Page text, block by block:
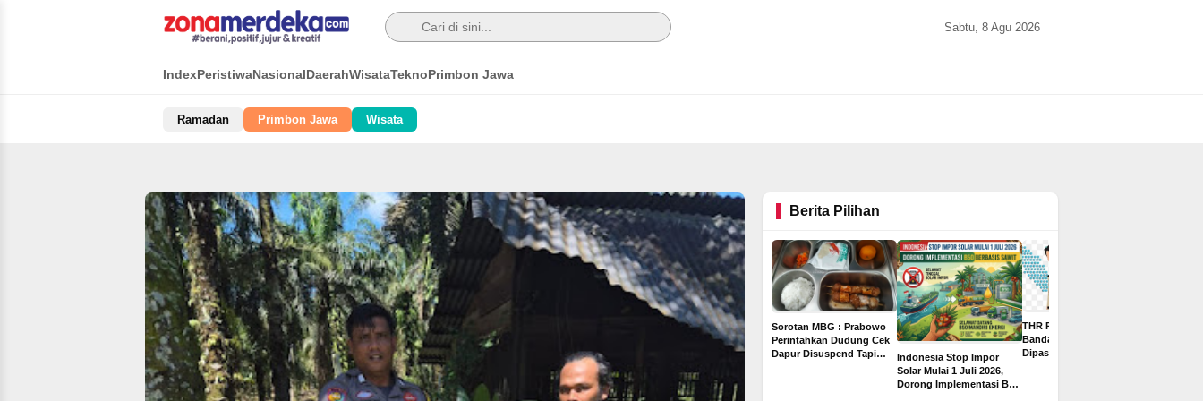
Sabtu, 8 Agu 2026
IndexPeristiwaNasionalDaerahWisataTeknoPrimbon Jawa
Ramadan Primbon Jawa Wisata
Berita Pilihan
Buntut Dugaan Kredit
Rumah Bermasalah di
Sorotan MBG : Prabowo
Perintahkan Dudung Cek
Dapur Disuspend Tapi
Indonesia Stop Impor
Solar Mulai 1 Juli 2026,
Dorong Implementasi B50
THR PPPK Paruh Waktu
Bandar Lampung
Dipastikan Cair Rp500